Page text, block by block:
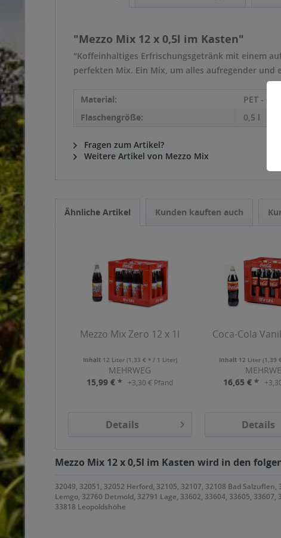
"Mezzo Mix 12 x 0,5l im Kasten"
"Koffeinhaltiges Erfrischungsgetränk mit einem
perfekten Mix. Ein Mix, um alles aufregender
Material:
PET -
Flaschengröße:
0,5 l
Fragen zum Artikel?
Weitere Artikel von Mezzo Mix
Ähnliche Artikel Kunden kauften auch
Mezzo Mix Zero 12 x 1l
Inhalt 12 Liter (1,33 € * / 1 Liter)
MEHRWEG
15,99 € *
+3,30 € Pfand
Details
Coca-Cola
Inhalt 12 Liter(1,39
16,65 € *
Details
Mezzo Mix 12 x 0,5l im Kasten wird in den
32049, 32051, 32052 Herford, 32105, 32107, 32108 Bad
Lemgo, 32760 Detmold, 32791 Lage, 33602, 33604, 33605,
33818 Leopoldshöhe